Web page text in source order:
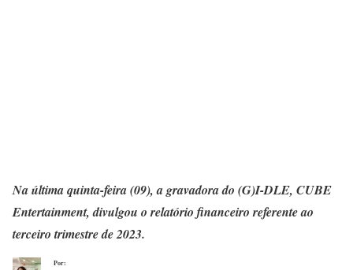
Na última quinta-feira (09), a gravadora do (G)I-DLE, CUBE
Entertainment, divulgou o relatório financeiro referente ao
terceiro trimestre de 2023.
Por: